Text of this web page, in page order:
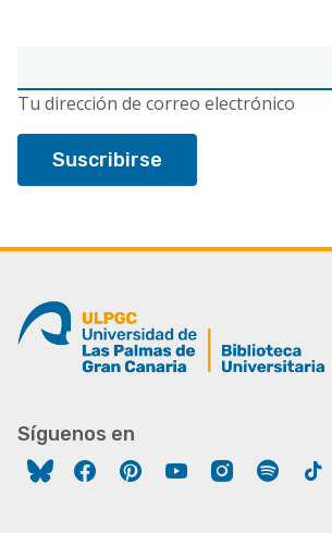
electrónico
Tu dirección de correo electrónico
Síguenos en
FacebookPinterestYouTubeInstagram
Spotify